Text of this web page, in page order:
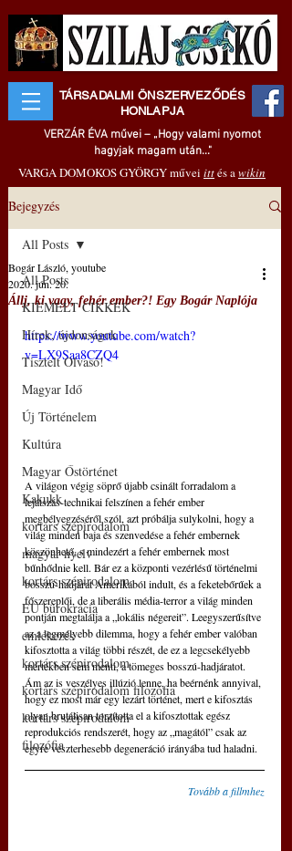
TÁRSADALMI ÖNSZERVEZŐDÉS
HONLAPJA
VERZÁR ÉVA művei – „Hogy valami nyomot
hagyjak magam után..."
VARGA DOMOKOS GYÖRGY művei ittés awikin
Bejegyzés
All Posts
KIEMELT CIKKEK
Hírek, újdonságok
Tisztelt Olvasó!
Magyar Idő
Új Történelem
Kultúra
Magyar Őstörténet
Kakukk
kortárs szépirodalom
magyar nyelv
kortárs szépirodalom
EU bürokrácia
emlékezés
kortárs szépirodalom
kortárs szépirodalom filozófia
kortárs szépirodalom
filozófia
All Posts
Állj, ki vagy, fehér ember?! Egy Bogár Naplója
Bogár László, youtube
2020. jún. 20.
https://www.youtube.com/watch?
v=LX9Saa8CZQ4
A világon végig söprő újabb csinált forradalom a
lejátszás-technikai felszínen a fehér ember
megbélyegzéséről szól, azt próbálja sulykolni, hogy a
világ minden baja és szenvedése a fehér embernek
köszönhető, s mindezért a fehér embernek most
bűnhődnie kell. Bár ez a központi vezérlésű történelmi
bosszú-hadjárat Amerikából indult, és a feketebőrűek a
főszereplői, de a liberális média-terror a világ minden
pontján megtalálja a „lokális négereit”. Leegyszerűsítve
az a legmélyebb dilemma, hogy a fehér ember valóban
kifosztotta a világ többi részét, de ez a legcsekélyebb
mértékben sem menti, a tömeges bosszú-hadjáratot.
Ám az is veszélyes illúzió lenne, ha beérnénk annyival,
hogy ez most már egy lezárt történet, mert e kifosztás
olyan brutálisan torzította el a kifosztottak egész
reprodukciós rendszerét, hogy az „magától” csak az
egyre vészterhesebb degeneráció irányába tud haladni.
Tovább a fillmhez